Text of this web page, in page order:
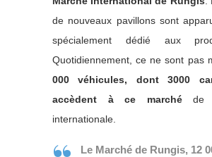
de nouveaux pavillons sont
spécialement dédié aux
Quotidiennement, ce ne sont pas
000 véhicules, dont 3000
accèdent à ce marchéde
internationale.
Le Marché de Rungis, 12